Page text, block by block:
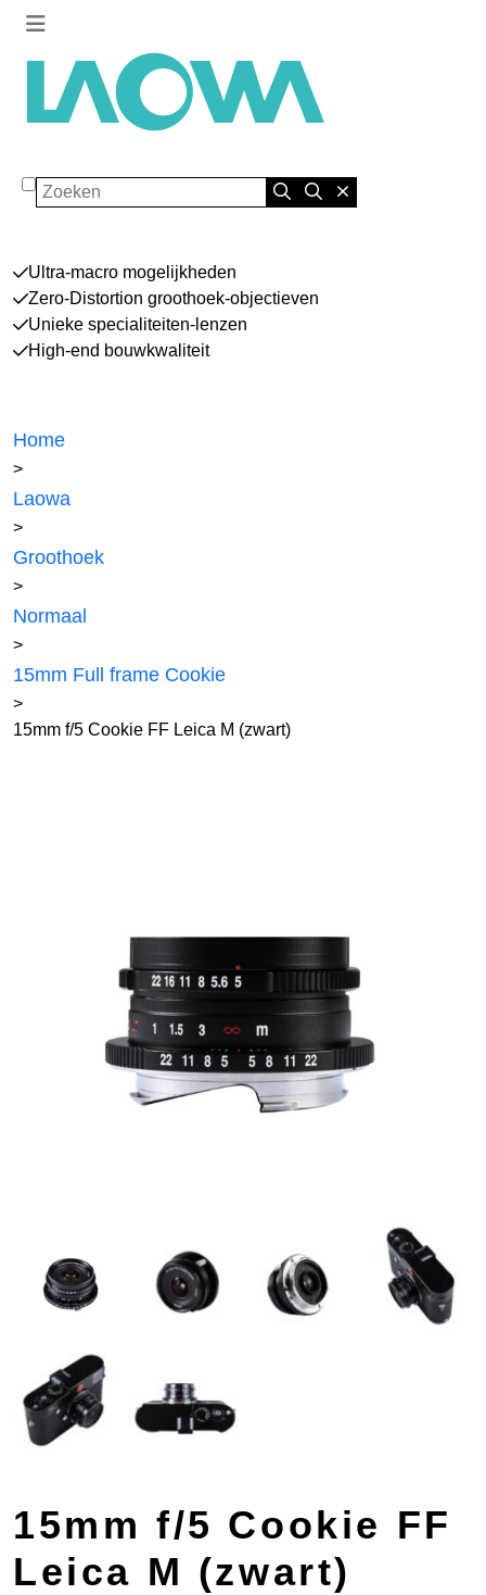
Zoeken
Ultra-macro mogelijkheden
Zero-Distortion groothoek-objectieven
Unieke specialiteiten-lenzen
High-end bouwkwaliteit
Home
>
Laowa
>
Groothoek
>
Normaal
>
15mm Full frame Cookie
>
15mm f/5 Cookie FF Leica M (zwart)
15mm f/5 Cookie FF
Leica M (zwart)